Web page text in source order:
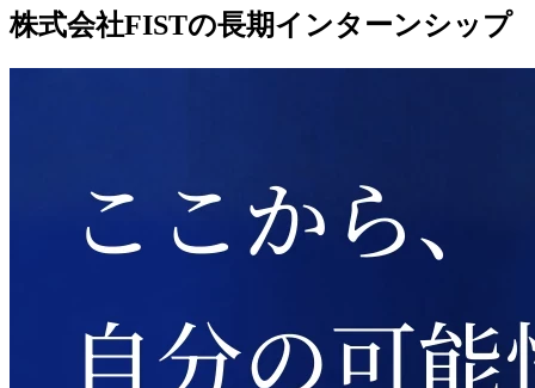
株式会社FISTの長期インターンシップ